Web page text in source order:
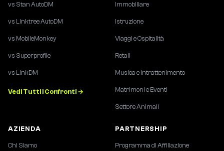
vs Stan AutoDM
vs Linktree AutoDM
vs MobileMonkey
vs Superprofile
vs LinkDM
Vedi Tutti i Confronti →
Immobiliare
Istruzione
Viaggi e Ospitalità
Retail
Musica e Intrattenimento
Matrimoni e Eventi
Settore Animali
AZIENDA
Chi Siamo
PARTNERSHIP
Programma di Affiliazione